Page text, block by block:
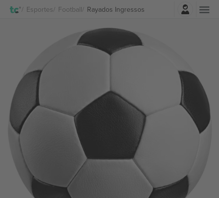
Esportes Football Rayados Ingressos
Entrar